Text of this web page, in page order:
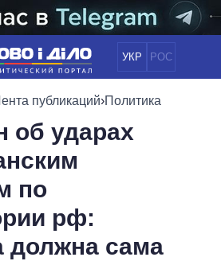
УКР РОС
НОВОСТИ
ПОЛИТИКА
ЭКОНОМИКА
МИР
ОБЕЩАНИЯ
ПОЛИТИКИ
ОФИС
ИНФОГРАФИКА
ВИДЕО
публикаций›Политика
об ударах
по
рф:
должна сама